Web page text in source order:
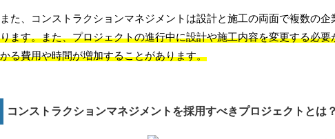
また、コンストラクションマネジメントは設計と施工の両面で複数の企
ります。また、プロジェクトの進行中に設計や施工内容を変更する必
かる費用や時間が増加することがあります。
コンストラクションマネジメントを採用すべきプロジェクトとは？